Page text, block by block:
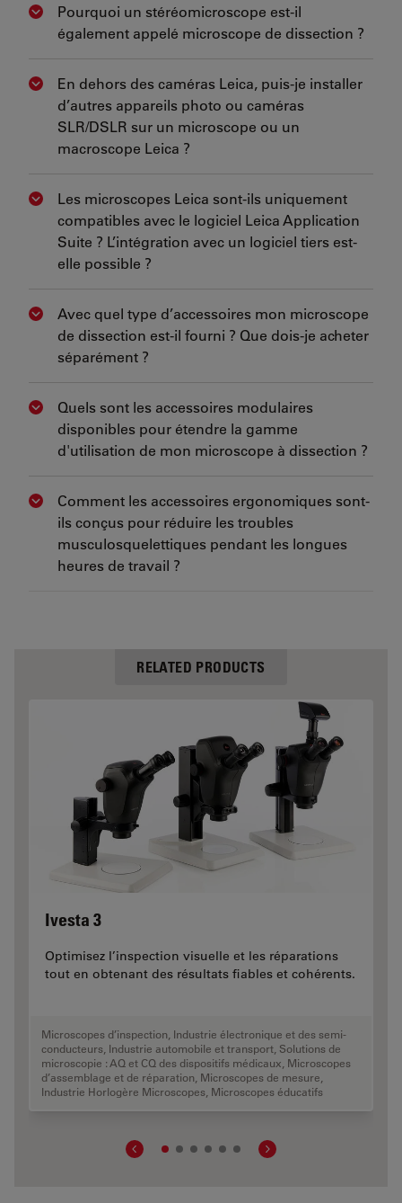
Show answer
Pourquoi un stéréomicroscope est-il
également appelé microscope de dissection ?
Show answer
En dehors des caméras Leica, puis-je installer
d’autres appareils photo ou caméras
SLR/DSLR sur un microscope ou un
macroscope Leica ?
Show answer
Les microscopes Leica sont-ils uniquement
compatibles avec le logiciel Leica Application
Suite ? L’intégration avec un logiciel tiers est-
elle possible ?
Show answer
Avec quel type d’accessoires mon microscope
de dissection est-il fourni ? Que dois-je acheter
séparément ?
Show answer
Quels sont les accessoires modulaires
disponibles pour étendre la gamme
d'utilisation de mon microscope à dissection ?
Show answer
Comment les accessoires ergonomiques sont-
ils conçus pour réduire les troubles
musculosquelettiques pendant les longues
heures de travail ?
RELATED PRODUCTS
Ivesta 3
Optimisez l’inspection visuelle et les réparations
tout en obtenant des résultats fiables et cohérents.
Microscopes d’inspection Industrie électronique et des semi-
conducteurs Industrie automobile et transport Solutions de
microscopie : AQ et CQ des dispositifs médicaux Microscopes
d’assemblage et de réparation Microscopes de mesure
Industrie Horlogère Microscopes Microscopes éducatifs